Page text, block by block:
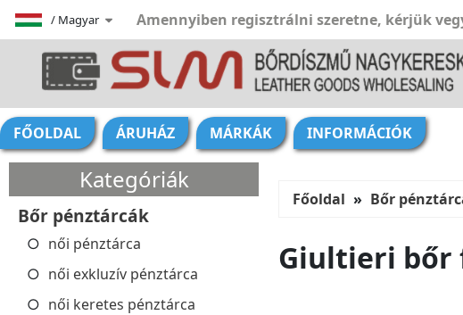
/ Magyar Amennyiben regisztrálni szeretne, kérjük
FŐOLDAL ÁRUHÁZ MÁRKÁK INFORMÁCIÓK
Kategóriák
Bőr pénztárcák
női pénztárca
női exkluzív pénztárca
női keretes pénztárca
Főoldal Bőr
Giultieri bőr